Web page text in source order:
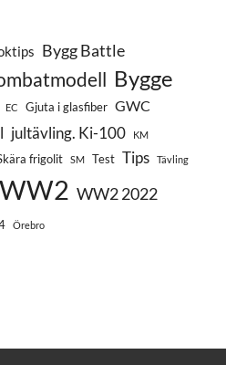
Bygg Battle
Bygge
EC Gjuta i glasfiber GWC
jultävling. Ki-100 KM
frigolit SM Test Tips Tävling
WW2 WW2 2022
Örebro